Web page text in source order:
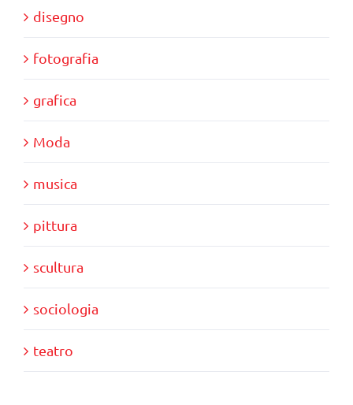
disegno
fotografia
grafica
Moda
musica
pittura
scultura
sociologia
teatro